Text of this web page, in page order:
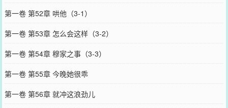
第一卷 第52章 哄他（3-1）
第一卷 第53章 怎么会这样（3-2）
第一卷 第54章 穆家之事（3-3）
第一卷 第55章 今晚她很乖
第一卷 第56章 就冲这浪劲儿